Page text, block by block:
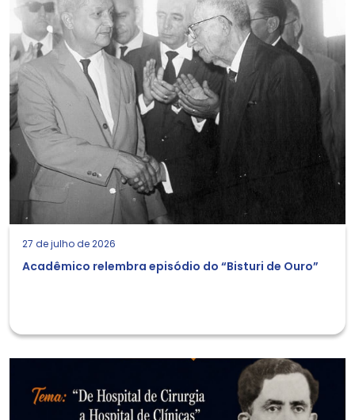
27 de julho de 2026
Acadêmico relembra episódio do “Bisturi de Ouro”